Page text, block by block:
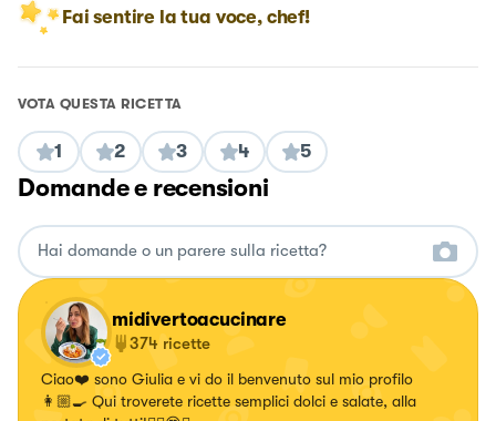
Fai sentire la tua voce, chef!
VOTA QUESTA RICETTA
1 2 3 4 5
Domande e recensioni
midivertoacucinare
374 ricette
Ciao❤️ sono Giulia e vi do il benvenuto sul mio profilo
👩🏼‍🍳 Qui troverete ricette semplici dolci e salate, alla